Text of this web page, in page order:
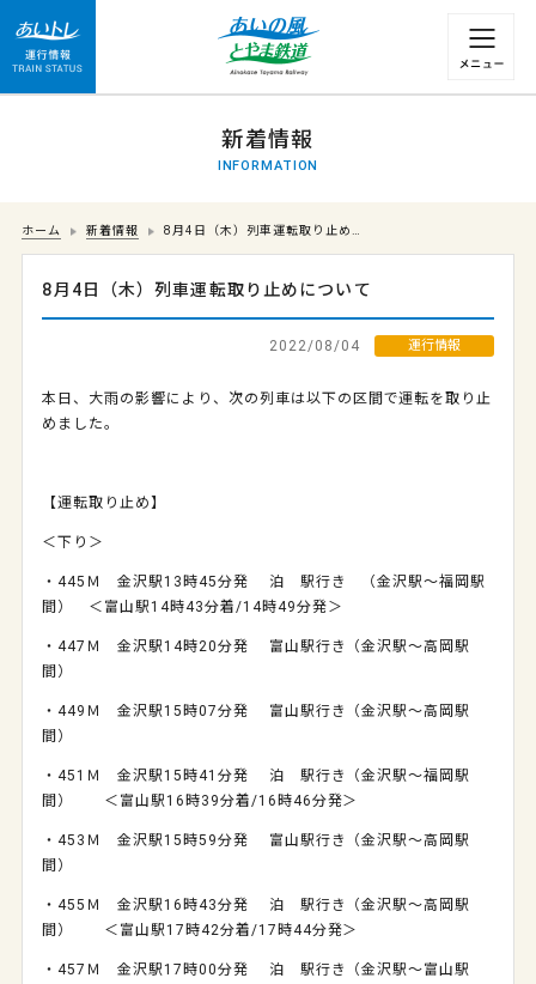
運行情報 列車の遅れ情報等についてはこちら
新着情報
INFORMATION
ホーム 新着情報 8月4日（木）列車運転取り止め…
8月4日（木）列車運転取り止めについて
2022/08/04 運行情報
本日、大雨の影響により、次の列車は以下の区間で運転を取り止
めました。
【運転取り止め】
＜下り＞
・445Ｍ 金沢駅13時45分発 泊 駅行き （金沢駅～福岡駅
間） ＜富山駅14時43分着/14時49分発＞
・447Ｍ 金沢駅14時20分発 富山駅行き（金沢駅～高岡駅
間）
・449Ｍ 金沢駅15時07分発 富山駅行き（金沢駅～高岡駅
間）
・451Ｍ 金沢駅15時41分発 泊 駅行き（金沢駅～福岡駅
間） ＜富山駅16時39分着/16時46分発＞
・453Ｍ 金沢駅15時59分発 富山駅行き（金沢駅～高岡駅
間）
・455Ｍ 金沢駅16時43分発 泊 駅行き（金沢駅～高岡駅
間） ＜富山駅17時42分着/17時44分発＞
・457Ｍ 金沢駅17時00分発 泊 駅行き（金沢駅～富山駅